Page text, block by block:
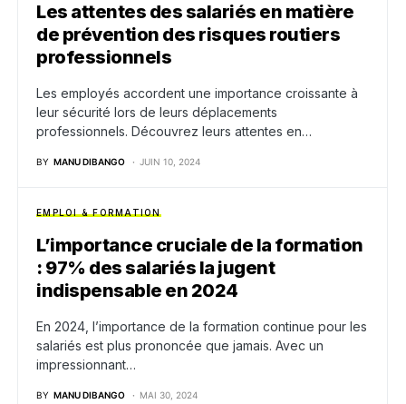
Les attentes des salariés en matière
de prévention des risques routiers
professionnels
Les employés accordent une importance croissante à
leur sécurité lors de leurs déplacements
professionnels. Découvrez leurs attentes en…
BY MANU DIBANGO JUIN 10, 2024
EMPLOI & FORMATION
L’importance cruciale de la formation
: 97% des salariés la jugent
indispensable en 2024
En 2024, l’importance de la formation continue pour les
salariés est plus prononcée que jamais. Avec un
impressionnant…
BY MANU DIBANGO MAI 30, 2024